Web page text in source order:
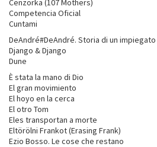
Cenzorka (107 Mothers)
Competencia Oficial
Cuntami
DeAndré#DeAndré. Storia di un impiegato
Django & Django
Dune
È stata la mano di Dio
El gran movimiento
El hoyo en la cerca
El otro Tom
Eles transportan a morte
Eltörölni Frankot (Erasing Frank)
Ezio Bosso. Le cose che restano